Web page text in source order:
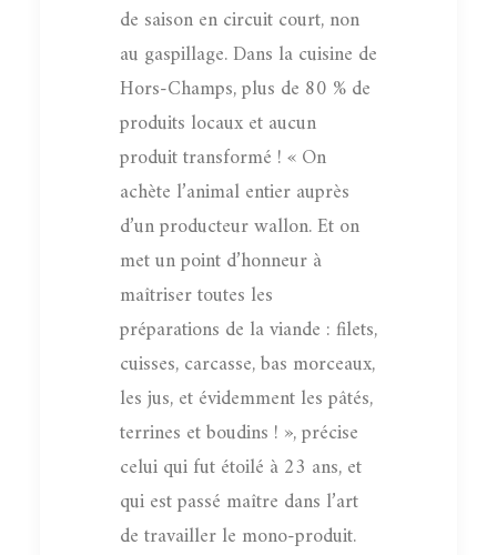
de saison en circuit court, non
au gaspillage. Dans la cuisine de
Hors-Champs, plus de 80 % de
produits locaux et aucun
produit transformé ! « On
achète l’animal entier auprès
d’un producteur wallon. Et on
met un point d’honneur à
maîtriser toutes les
préparations de la viande : filets,
cuisses, carcasse, bas morceaux,
les jus, et évidemment les pâtés,
terrines et boudins ! », précise
celui qui fut étoilé à 23 ans, et
qui est passé maître dans l’art
de travailler le mono-produit.